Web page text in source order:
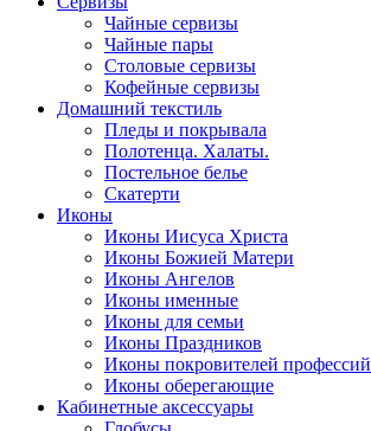
Чайные сервизы
Чайные пары
Столовые сервизы
Кофейные сервизы
Домашний текстиль
Пледы и покрывала
Полотенца. Халаты.
Постельное белье
Скатерти
Иконы
Иконы Иисуса Христа
Иконы Божией Матери
Иконы Ангелов
Иконы именные
Иконы для семьи
Иконы Праздников
Иконы покровителей профессий
Иконы оберегающие
Кабинетные аксессуары